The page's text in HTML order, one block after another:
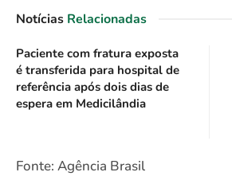
Notícias Relacionadas
Paciente com fratura exposta
é transferida para hospital de
referência após dois dias de
espera em Medicilândia
Fonte: Agência Brasil